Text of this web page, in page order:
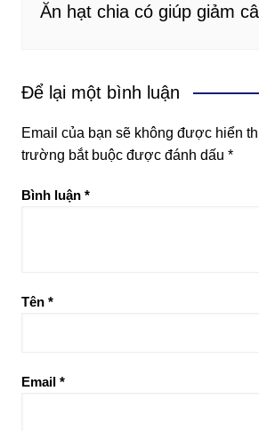
Ăn hạt chia có giúp giảm
Để lại một bình luận
Email của bạn sẽ không được hiển
trường bắt buộc được đánh dấu *
Bình luận *
Tên *
Email *